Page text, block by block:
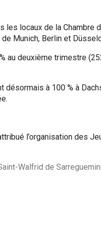
locaux de la Chambre
Munich, Berlin et
au deuxième trimestre
désormais à 100 % à
l’organisation des
Walfrid de